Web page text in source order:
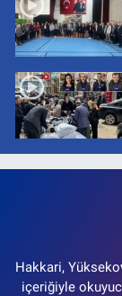
Hakkari,
içeriğiyle